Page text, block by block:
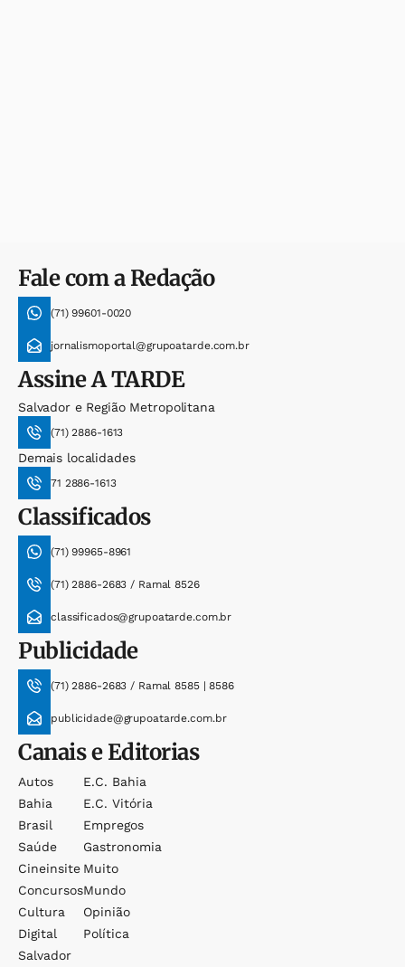
Fale com a Redação
(71) 99601-0020
jornalismoportal@grupoatarde.com.br
AssineA TARDE
Salvador e Região Metropolitana
(71) 2886-1613
Demais localidades
71 2886-1613
Classificados
(71) 99965-8961
(71) 2886-2683 / Ramal 8526
classificados@grupoatarde.com.br
Publicidade
(71) 2886-2683 / Ramal 8585 | 8586
publicidade@grupoatarde.com.br
Canais e Editorias
Autos
Bahia
Brasil
Saúde
Cineinsite
Concursos
Cultura
Digital
Salvador
E.c. Bahia
E.c. Vitória
Empregos
Gastronomia
Muito
Mundo
Opinião
Política